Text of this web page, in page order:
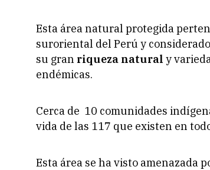
Esta área natural protegida
suroriental del Perú y
su gran riqueza natural y
endémicas.
Cerca de 10 comunidades
vida de las 117 que existen en
Esta área se ha visto amenazada